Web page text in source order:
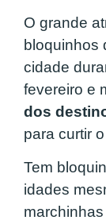
O grande
bloquinhos
cidade
fevereiro e
dos
para curtir
Tem
idades